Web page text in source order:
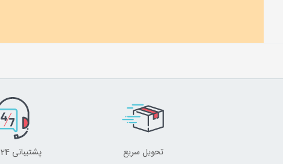
تحویل سریع پشتیبانی 24 ساعته